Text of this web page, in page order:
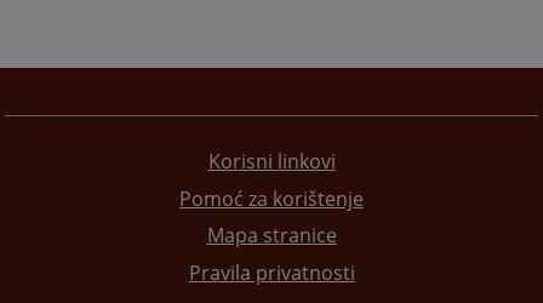
Korisni linkovi
Pomoć za korištenje
Mapa stranice
Pravila privatnosti